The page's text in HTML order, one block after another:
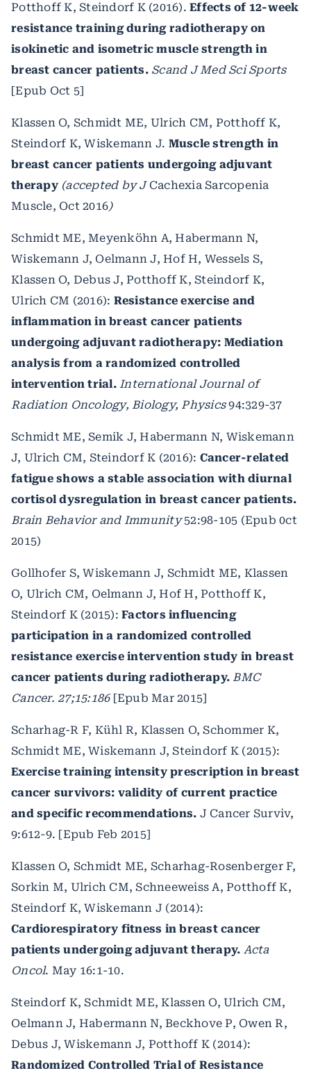
Potthoff K, Steindorf K (2016). Effects of 12-week
resistance training during radiotherapy on
isokinetic and isometric muscle strength in
breast cancer patients. Scand J Med Sci Sports
[Epub Oct 5]
Klassen O, Schmidt ME, Ulrich CM, Potthoff K,
Steindorf K, Wiskemann J. Muscle strength in
breast cancer patients undergoing adjuvant
therapy (accepted by J Cachexia Sarcopenia
Muscle, Oct 2016)
Schmidt ME, Meyenköhn A, Habermann N,
Wiskemann J, Oelmann J, Hof H, Wessels S,
Klassen O, Debus J, Potthoff K, Steindorf K,
Ulrich CM (2016): Resistance exercise and
inflammation in breast cancer patients
undergoing adjuvant radiotherapy: Mediation
analysis from a randomized controlled
intervention trial. International Journal of
Radiation Oncology, Biology, Physics94:329-37
Schmidt ME, Semik J, Habermann N, Wiskemann
J, Ulrich CM, Steindorf K (2016): Cancer-related
fatigue shows a stable association with diurnal
cortisol dysregulation in breast cancer patients.
Brain Behavior and Immunity52:98-105 (Epub 0ct
2015)
Gollhofer S, Wiskemann J, Schmidt ME, Klassen
O, Ulrich CM, Oelmann J, Hof H, Potthoff K,
Steindorf K (2015): Factors influencing
participation in a randomized controlled
resistance exercise intervention study in breast
cancer patients during radiotherapy. BMC
Cancer. 27;15:186 [Epub Mar 2015]
Scharhag-R F, Kühl R, Klassen O, Schommer K,
Schmidt ME, Wiskemann J, Steindorf K (2015):
Exercise training intensity prescription in breast
cancer survivors: validity of current practice
and specific recommendations. J Cancer Surviv,
9:612-9. [Epub Feb 2015]
Klassen O, Schmidt ME, Scharhag-Rosenberger F,
Sorkin M, Ulrich CM, Schneeweiss A, Potthoff K,
Steindorf K, Wiskemann J (2014):
Cardiorespiratory fitness in breast cancer
patients undergoing adjuvant therapy. Acta
Oncol. May 16:1-10.
Steindorf K, Schmidt ME, Klassen O, Ulrich CM,
Oelmann J, Habermann N, Beckhove P, Owen R,
Debus J, Wiskemann J, Potthoff K (2014):
Randomized Controlled Trial of Resistance